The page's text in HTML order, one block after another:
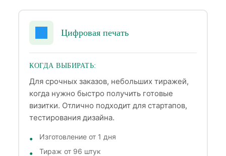
Цифровая печать
КОГДА ВЫБИРАТЬ:
Для срочных заказов, небольших тиражей,
когда нужно быстро получить готовые
визитки. Отлично подходит для стартапов,
тестирования дизайна.
Изготовление от 1 дня
Тираж от 96 штук